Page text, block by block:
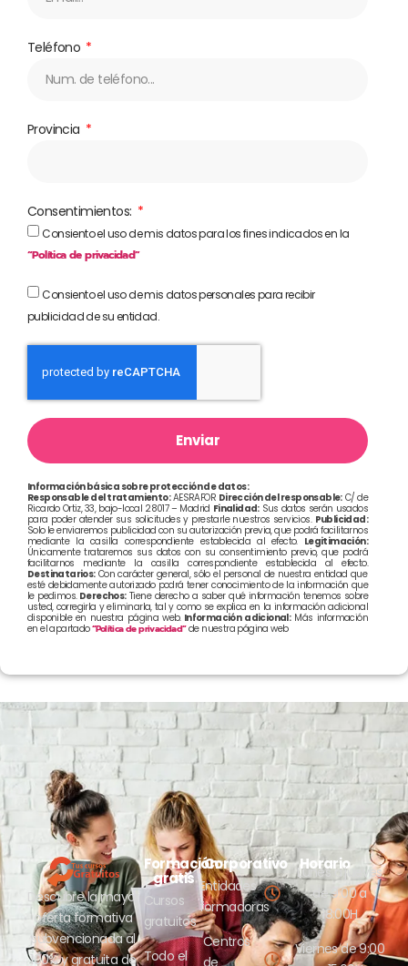
Teléfono
Provincia
Consentimientos:
Consiento el uso de mis datos para los fines indicados en la
“Política de privacidad”
Consiento el uso de mis datos personales para recibir
publicidad de su entidad.
Enviar
Información básica sobre protección de datos:
Responsable del tratamiento:AESRAFOR Dirección del responsable:C/ de
Ricardo Ortiz, 33, bajo-local 28017 – Madrid Finalidad:Sus datos serán usados
para poder atender sus solicitudes y prestarle nuestros servicios. Publicidad:
Solo le enviaremos publicidad con su autorización previa, que podrá facilitarnos
mediante la casilla correspondiente establecida al efecto. Legitimación:
Únicamente trataremos sus datos con su consentimiento previo, que podrá
facilitarnos mediante la casilla correspondiente establecida al efecto.
Destinatarios:Con carácter general, sólo el personal de nuestra entidad que
esté debidamente autorizado podrá tener conocimiento de la información que
le pedimos.Derechos:Tiene derecho a saber qué información tenemos sobre
usted, corregirla y eliminarla, tal y como se explica en la información adicional
disponible en nuestra página web.Información adicional:Más información
en el apartado“Política de privacidad”de nuestra página web
Descubre la mayor
oferta formativa
subvencionada al
100% y gratuita de
Formación
gratis
Cursos
gratuitos
Todo el
Corporativo
Entidades
formadoras
Centros
de
Horario
Lunes a jueves
de 9:00 a
18:00H
Viernes de 9:00